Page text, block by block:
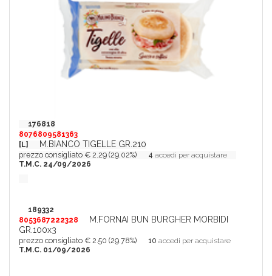
176818
8076809581363
[L]
M.BIANCO TIGELLE GR.210
prezzo consigliato € 2.29 (29.02%) 4 accedi per acquistare
T.M.C. 24/09/2026
189332
8053687222328
M.FORNAI BUN BURGHER MORBIDI
GR.100x3
prezzo consigliato € 2.50 (29.78%) 10 accedi per acquistare
T.M.C. 01/09/2026